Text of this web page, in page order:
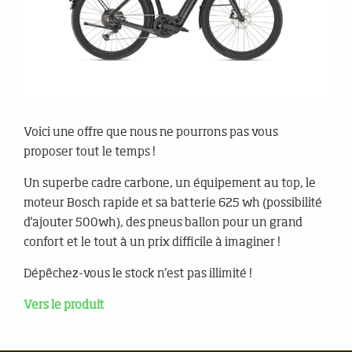
Voici une offre que nous ne pourrons pas vous
proposer tout le temps !
Un superbe cadre carbone, un équipement au top, le
moteur Bosch rapide et sa batterie 625 wh (possibilité
d'ajouter 500wh), des pneus ballon pour un grand
confort et le tout à un prix difficile à imaginer !
Dépêchez-vous le stock n'est pas illimité !
Vers le produit